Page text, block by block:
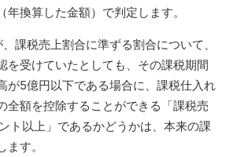
年換算した金額）で判定します。
課税売上割合に準ずる割合について、
を受けていたとしても、その課税期間
が5億円以下である場合に、課税仕入れ
全額を控除することができる「課税売
ト以上」であるかどうかは、本来の課
す。